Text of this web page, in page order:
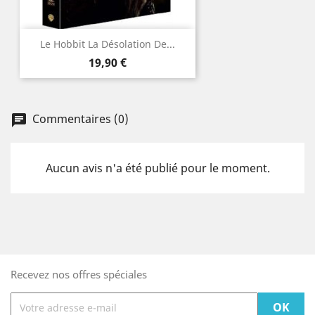
Le Hobbit La Désolation De...
Prix
19,90 €
Commentaires (0)
Aucun avis n'a été publié pour le moment.
Recevez nos offres spéciales